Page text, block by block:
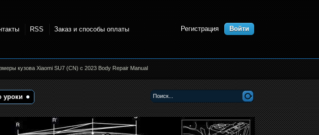
RSS Заказ и способы оплаты Регистрация Войти
кузова Xiaomi SU7 (CN) с 2023 Body Repair Manual
уроки